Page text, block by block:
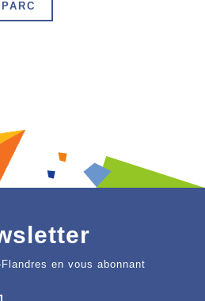
en vous abonnant